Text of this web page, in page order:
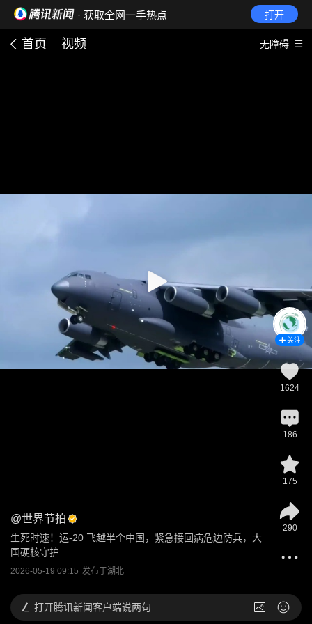
· 获取全网一手热点 打开
首页 视频 无障碍
@世界节拍
生死时速！运‑20 飞越半个中国，紧急接回病危边防兵，大
国硬核守护
2026-05-19 09:15 发布于湖北
关注
1624
186
175
290
打开腾讯新闻客户端说两句